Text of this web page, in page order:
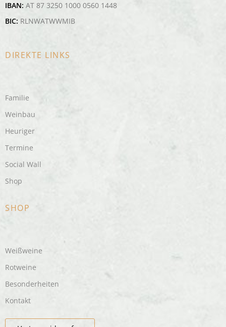
IBAN: AT 87 3250 1000 0560 1448
BIC: RLNWATWWMIB
DIREKTE LINKS
Familie
Weinbau
Heuriger
Termine
Social Wall
Shop
SHOP
Weißweine
Rotweine
Besonderheiten
Kontakt